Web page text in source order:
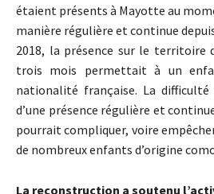
étaient présents à Mayotte au
manière régulière et continue
2018, la présence sur le territoire
trois mois permettait à un
nationalité française. La
d’une présence régulière et
pourrait compliquer, voire
de nombreux enfants d’origine
La reconstruction a soutenu